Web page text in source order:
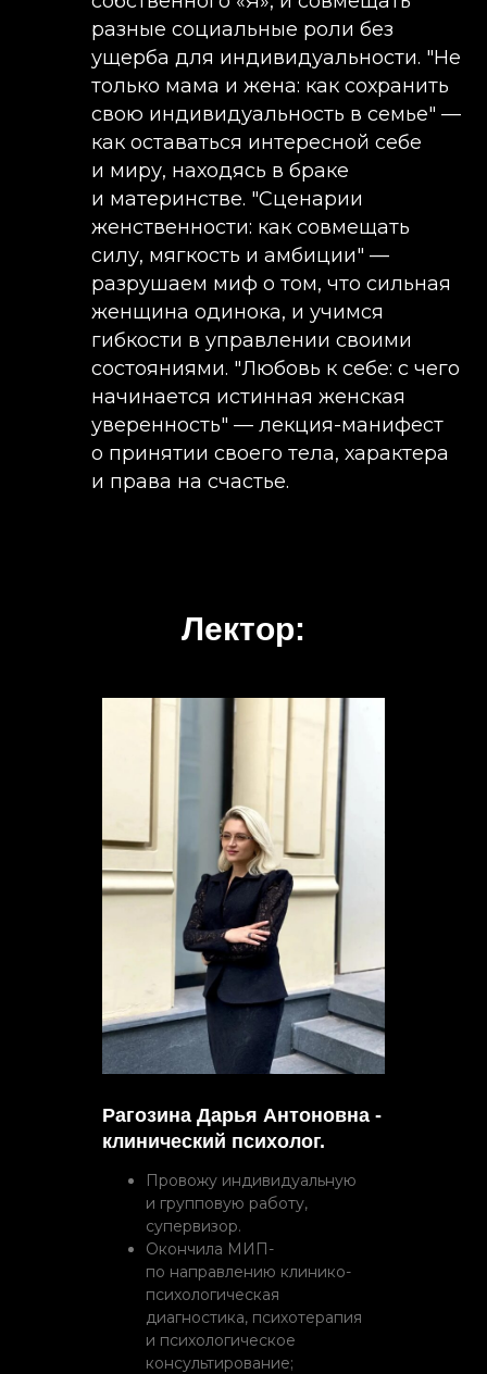
разные социальные роли без
ущерба для индивидуальности. ​"Не
только мама и жена: как сохранить
свою индивидуальность в семье" —
как оставаться интересной себе
и миру, находясь в браке
и материнстве. ​"Сценарии
женственности: как совмещать
силу, мягкость и амбиции" —
разрушаем миф о том, что сильная
женщина одинока, и учимся
гибкости в управлении своими
состояниями. ​"Любовь к себе: с чего
начинается истинная женская
уверенность" — лекция-манифест
о принятии своего тела, характера
и права на счастье.
Лектор:
Рагозина Дарья Антоновна -
клинический психолог.
Провожу индивидуальную
и групповую работу,
супервизор.
Окончила МИП-
по направлению клинико-
психологическая
диагностика, психотерапия
и психологическое
консультирование;